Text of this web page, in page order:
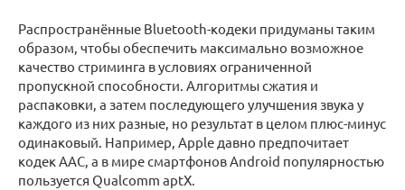
Распространённые Bluetooth-кодеки придуманы таким
образом, чтобы обеспечить максимально возможное
качество стриминга в условиях ограниченной
пропускной способности. Алгоритмы сжатия и
распаковки, а затем последующего улучшения звука у
каждого из них разные, но результат в целом плюс-минус
одинаковый. Например, Apple давно предпочитает
кодек AAC, а в мире смартфонов Android популярностью
пользуется Qualcomm aptX.